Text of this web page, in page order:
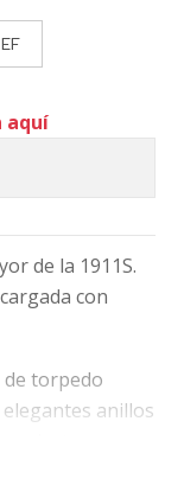
EF
aquí
de la 1911S.
con
de torpedo
anillos